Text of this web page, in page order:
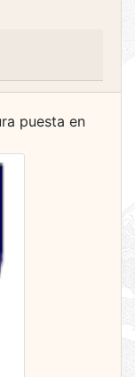
puesta en